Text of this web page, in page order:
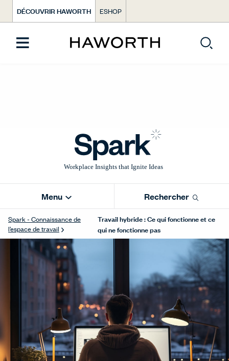
DÉCOUVRIR HAWORTH ESHOP
Menu Rechercher
Spark - Connaissance de
l’espace de travail
Travail hybride : Ce qui fonctionne et ce
qui ne fonctionne pas